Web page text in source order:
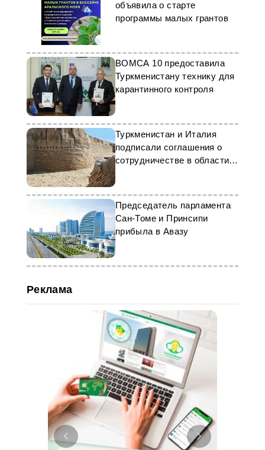
объявила о старте
программы малых грантов
BOMCA 10 предоставила
Туркменистану технику для
карантинного контроля
Туркменистан и Италия
подписали соглашения о
сотрудничестве в области
археологии
Председатель парламента
Сан-Томе и Принсипи
прибыла в Авазу
Реклама